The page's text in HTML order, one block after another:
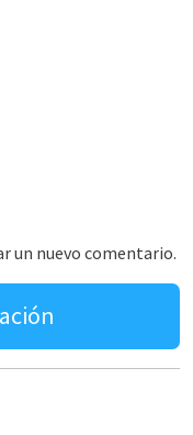
un nuevo comentario.